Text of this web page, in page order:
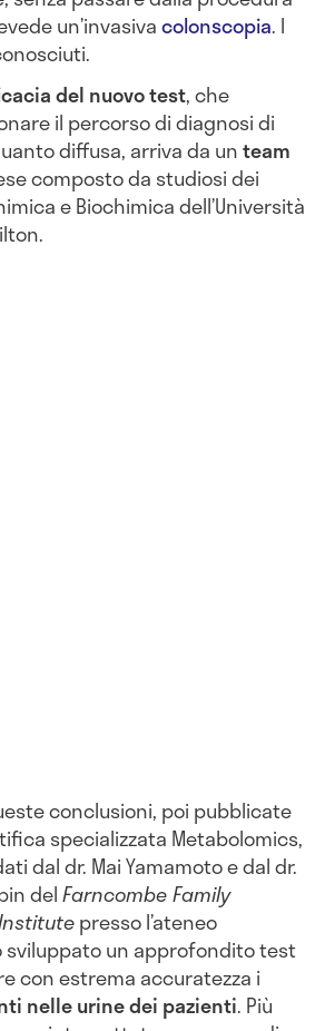
un’invasivacolonscopia. I
del nuovo test, che
il percorso di diagnosi di
diffusa, arriva da unteam
composto da studiosi dei
e Biochimica dell’Università
conclusioni, poi pubblicate
specializzata Metabolomics,
dal dr. Mai Yamamoto e dal dr.
delFarncombe Family
presso l’ateneo
sviluppato un approfondito test
con estrema accuratezza i
nelle urine dei pazienti. Più